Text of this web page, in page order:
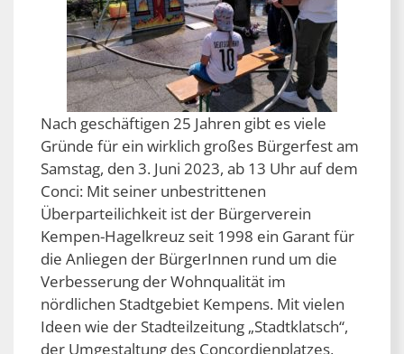
Nach geschäftigen 25 Jahren gibt es viele
Gründe für ein wirklich großes Bürgerfest am
Samstag, den 3. Juni 2023, ab 13 Uhr auf dem
Conci: Mit seiner unbestrittenen
Überparteilichkeit ist der Bürgerverein
Kempen-Hagelkreuz seit 1998 ein Garant für
die Anliegen der BürgerInnen rund um die
Verbesserung der Wohnqualität im
nördlichen Stadtgebiet Kempens. Mit vielen
Ideen wie der Stadteilzeitung „Stadtklatsch“,
der Umgestaltung des Concordienplatzes,